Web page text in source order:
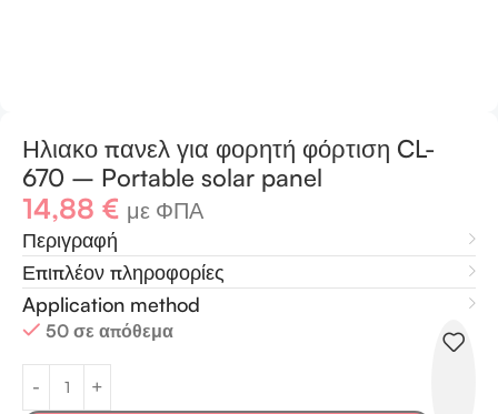
Ηλιακο πανελ για φορητή φόρτιση CL-
670 – Portable solar panel
14,88 € με ΦΠΑ
Περιγραφή
Επιπλέον πληροφορίες
Application method
50 σε απόθεμα